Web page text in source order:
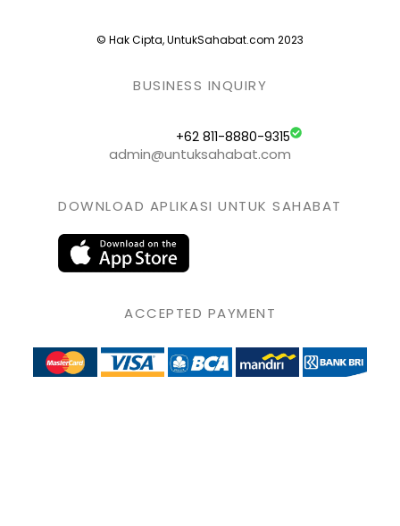
© Hak Cipta, UntukSahabat.com 2023
BUSINESS INQUIRY
+62 811-8880-9315
admin@untuksahabat.com
DOWNLOAD APLIKASI UNTUK SAHABAT
ACCEPTED PAYMENT